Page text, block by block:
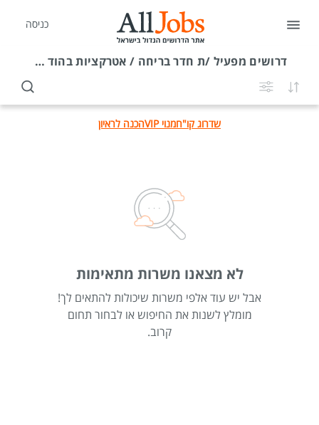
כניסה
דרושים מפעיל /ת חדר בריחה / אטרקציות בהוד השרון
שדרוג קו"חמנוי VIP הכנה לראיון
לא מצאנו משרות מתאימות
אבל יש עוד אלפי משרות שיכולות להתאים לך!
מומלץ לשנות את החיפוש או לבחור תחום
קרוב.